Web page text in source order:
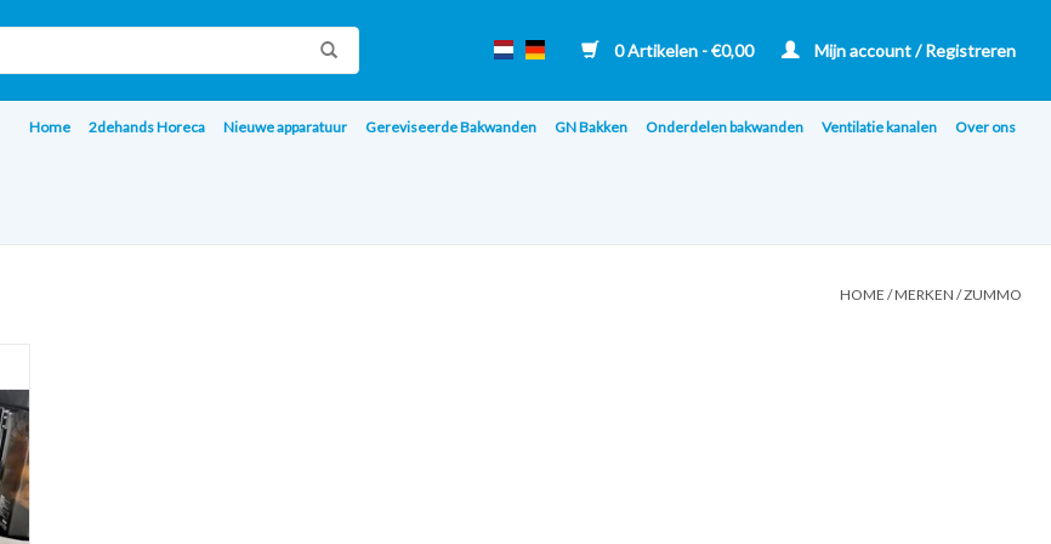
0 Artikelen - €0,00 Mijn account / Registreren
Home 2dehands Horeca Nieuwe apparatuur Gereviseerde Bakwanden GN Bakken Onderdelen bakwanden Ventilatie kanalen Over ons
HOME /MERKEN /ZUMMO